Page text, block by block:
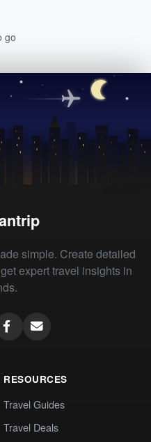
go
simple. Create detailed
expert travel insights in
RESOURCES
Travel Guides
Travel Deals